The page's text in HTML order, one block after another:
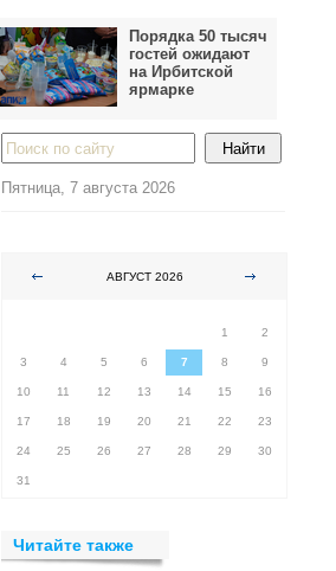
Порядка 50 тысяч
гостей ожидают
на Ирбитской
ярмарке
Пятница, 7 августа 2026
АВГУСТ 2026
1
2
3 4 5 6 7 8 9
10 11 12 13 14 15 16
17 18 19 20 21 22 23
24 25 26 27 28 29 30
31
Читайте также